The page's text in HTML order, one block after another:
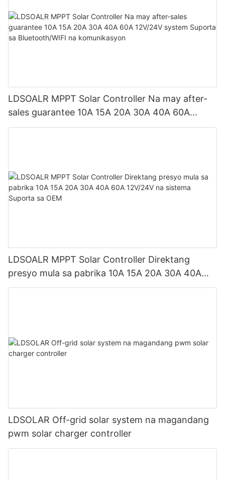
LDSOALR MPPT Solar Controller Na may after-
sales guarantee 10A 15A 20A 30A 40A 60A
12V/24V system Suporta sa Bluetooth/WIFI na
LDSOALR MPPT Solar Controller Direktang
presyo mula sa pabrika 10A 15A 20A 30A 40A
60A 12V/24V na sistema Suporta sa OEM
LDSOLAR Off-grid solar system na magandang
pwm solar charger controller